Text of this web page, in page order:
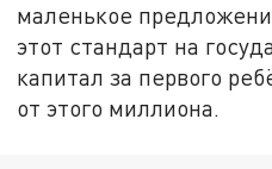
маленькое
этот стандарт на
капитал за первого
от этого миллиона.